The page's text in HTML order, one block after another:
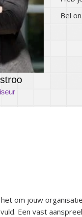
Bel
om jouw
Een vast